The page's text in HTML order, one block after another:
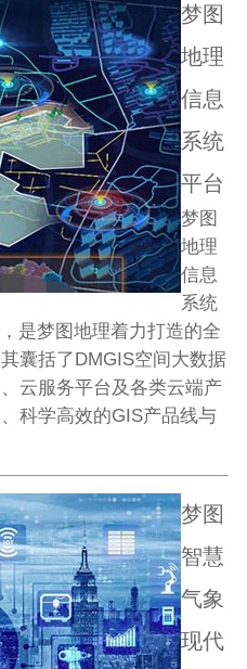
梦图
地理
信息
系统
平台
梦图
地理
信息
系统
是梦图地理着力打造的全
囊括了DMGIS空间大数据
云服务平台及各类云端产
科学高效的GIS产品线与
梦图
智慧
气象
现代